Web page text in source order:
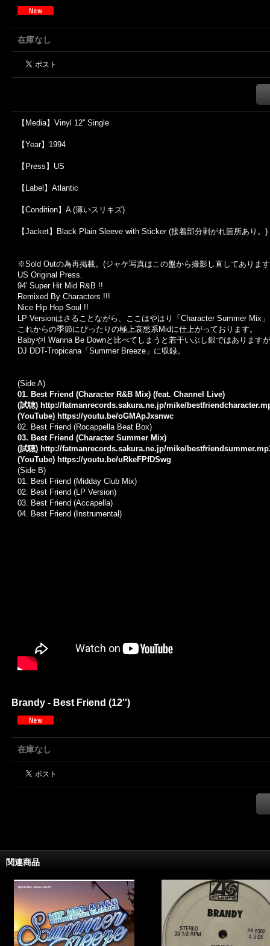
在庫なし
【Media】Vinyl 12'' Single
【Year】1994
【Press】US
【Label】Atlantic
【Condition】A (薄いスリキズ)
【Jacket】Black Plain Sleeve with Sticker (接着部分剥がれ箇所あり。)
※Sold Outの為再掲載。 (ジャケ写真はこの盤から撮影し直してありま
US Original Press.
94' Super Hit Mid R&B !!
Remixed By Characters !!!
Nice Hip Hop Soul !!
LP Versionはさることながら、ここはやはり「Character Summer Mix
これからの季節にぴったりの極上哀愁系Midに仕上がっております。
BabyやI Wanna Be Downと比べてしまうと若干いぶし銀ではあります
DJ DDT-Tropicana「Summer Breeze」に収録。
(Side A)
01. Best Friend (Character R&B Mix) (feat. Channel Live)
(試聴) http://fatmanrecords.sakura.ne.jp/mike/
(YouTube) https://youtu.be/oGMApJxsnwc
02. Best Friend (Rocappella Beat Box)
03. Best Friend (Character Summer Mix)
(試聴) http://fatmanrecords.sakura.ne.jp/mike/
(YouTube) https://youtu.be/uRkeFPfDSwg
(Side B)
01. Best Friend (Midday Club Mix)
02. Best Friend (LP Version)
03. Best Friend (Accapella)
04. Best Friend (Instrumental)
Brandy - Best Friend (12'')
在庫なし
関連商品